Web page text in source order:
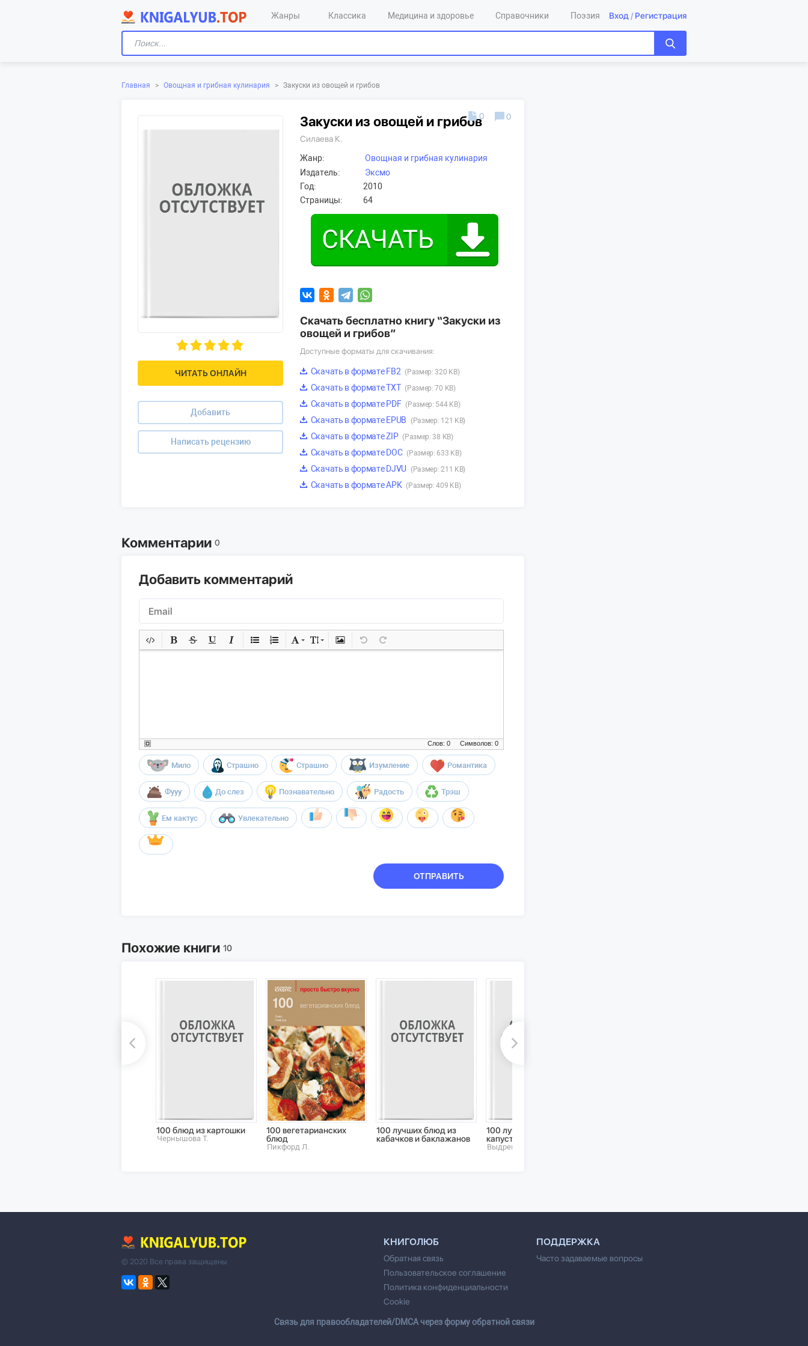
Жанры Классика Медицина и здоровье Справочники Поэзия Вход / Регистрация
Главная > Овощная и грибная кулинария > Закуски из овощей и грибов
ЧИТАТЬ ОНЛАЙН
Добавить
Написать рецензию
Закуски из овощей и грибов
Силаева К.
Жанр:
Овощная и грибная кулинария
Издатель:
Эксмо
Год:
2010
Страницы:
64
0 0
Скачать бесплатно книгу “Закуски из
овощей и грибов”
Доступные форматы для скачивания:
Скачать в формате FB2 (Размер: 320 KB)
Скачать в формате TXT (Размер: 70 KB)
Скачать в формате PDF (Размер: 544 KB)
Скачать в формате EPUB (Размер: 121 KB)
Скачать в формате ZIP (Размер: 38 KB)
Скачать в формате DOC (Размер: 633 KB)
Скачать в формате DJVU (Размер: 211 KB)
Скачать в формате APK (Размер: 409 KB)
Комментарии 0
Добавить комментарий
Символов: 0
Слов: 0
Мило Страшно Страшно Изумление Романтика
Фууу До слез Познавательно Радость Трэш
Ем кактус Увлекательно
ОТПРАВИТЬ
Похожие книги 10
100 блюд из картошки
Чернышова Т.
100 вегетарианских
блюд
Пикфорд Л.
100 лучших блюд из
кабачков и баклажанов
100 лучших блюд из
капусты и моркови
Выдревич Г.
КНИГОЛЮБ
Обратная связь
Пользовательское соглашение
Политика конфиденциальности
Cookie
ПОДДЕРЖКА
Часто задаваемые вопросы
© 2020 Все права защищены
Cвязь для правообладателей/DMCA через форму обратной связи